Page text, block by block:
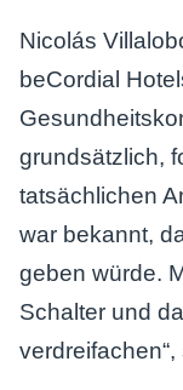
Nicolás
beCordial
grundsätzlich,
tatsächlichen
war bekannt,
geben würde.
Schalter und